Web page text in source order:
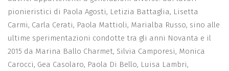
pionieristici di Paola Agosti, Letizia Battaglia, Lisetta
Carmi, Carla Cerati, Paola Mattioli, Marialba Russo, sino alle
ultime sperimentazioni condotte tra gli anni Novanta e il
2015 da Marina Ballo Charmet, Silvia Camporesi, Monica
Carocci, Gea Casolaro, Paola Di Bello, Luisa Lambri,